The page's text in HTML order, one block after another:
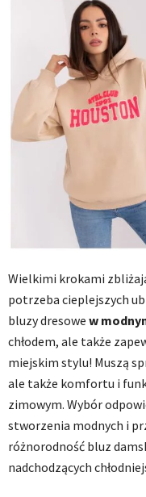
Wielkimi krokami
potrzeba cieplejszych
bluzy dresowe w
chłodem, ale także
miejskim stylu! Muszą
ale także komfortu i
zimowym. Wybór
stworzenia modnych i
różnorodność bluz
nadchodzących